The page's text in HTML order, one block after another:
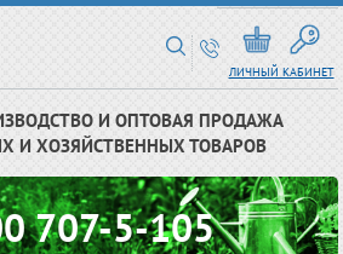
ЛИЧНЫЙ КАБИНЕТ
И ОПТОВАЯ ПРОДАЖА
И ХОЗЯЙСТВЕННЫХ ТОВАРОВ
707-5-105